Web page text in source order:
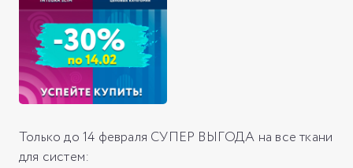
Только до 14 февраля СУПЕР ВЫГОДА на все ткани
для систем: